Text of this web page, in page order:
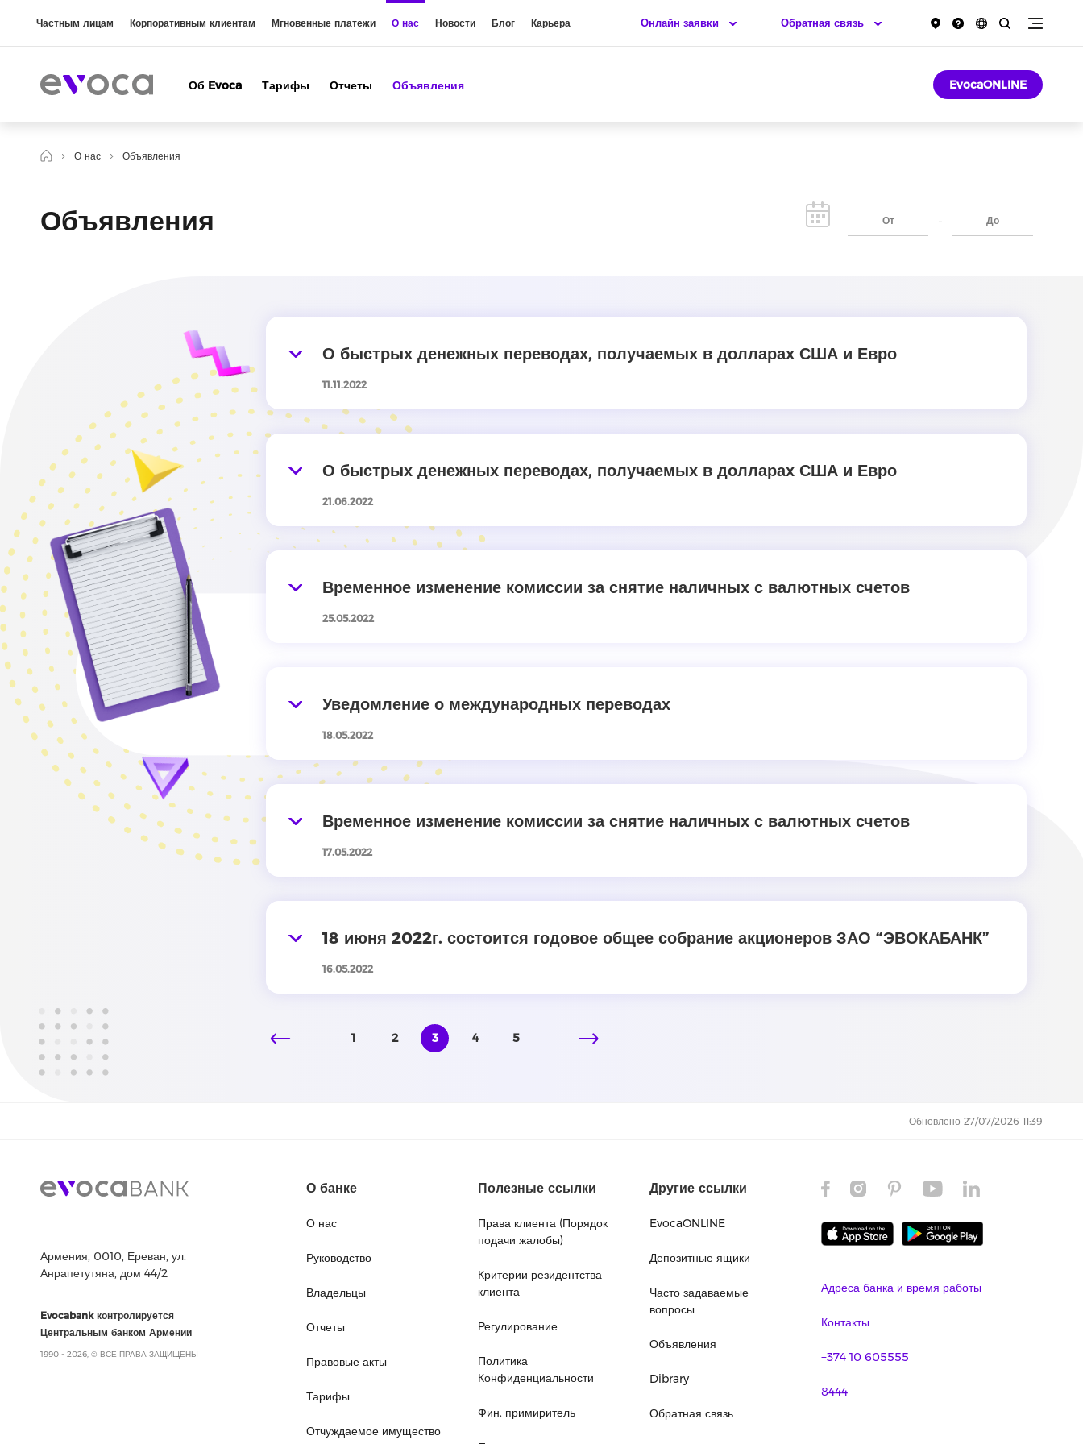
Частным лицам Корпоративным клиентам Мгновенные платежи О нас Новости Блог Карьера Обратная связь
Онлайн заявки
Об Evoca Тарифы Отчеты Объявления EvocaONLINE
О нас Объявления
Объявления -
О быстрых денежных переводах, получаемых в долларах США и Евро
11.11.2022
О быстрых денежных переводах, получаемых в долларах США и Евро
21.06.2022
Временное изменение комиссии за снятие наличных с валютных счетов
25.05.2022
Уведомление о международных переводах
18.05.2022
Временное изменение комиссии за снятие наличных с валютных счетов
17.05.2022
18 июня 2022г. состоится годовое общее собрание акционеров ЗАО “ЭВОКАБАНК”
16.05.2022
1 2 3 4 5
Обновлено 27/07/2026 11:39
Армения, 0010, Ереван, ул.
Анрапетутяна, дом 44/2
Evocabank контролируется
Центральным банком Армении
1990 - 2026, © ВСЕ ПРАВА ЗАЩИЩЕНЫ
О банке
О нас
Руководство
Владельцы
Отчеты
Правовые акты
Тарифы
Отчуждаемое имущество
Полезные ссылки
Права клиента (Порядок
подачи жалобы)
Критерии резидентства
клиента
Регулирование
Политика
Конфиденциальности
Фин. примиритель
Другие ссылки
EvocaONLINE
Депозитные ящики
Часто задаваемые
вопросы
Объявления
Dibrary
Обратная связь
Адреса банка и время работы
Контакты
+374 10 605555
8444